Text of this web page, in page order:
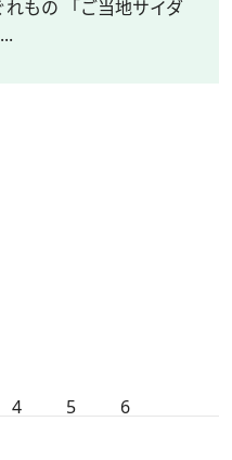
もの 「ご当地サイダ
4 5 6